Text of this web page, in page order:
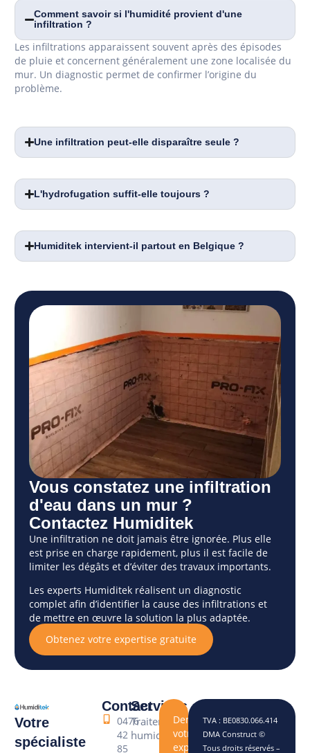
Comment savoir si l'humidité provient d'une
infiltration ?
Les infiltrations apparaissent souvent après des épisodes
de pluie et concernent généralement une zone localisée du
mur. Un diagnostic permet de confirmer l’origine du
problème.
Une infiltration peut-elle disparaître seule ?
L'hydrofugation suffit-elle toujours ?
Humiditek intervient-il partout en Belgique ?
Vous constatez une infiltration
d'eau dans un mur ?
Contactez Humiditek
Une infiltration ne doit jamais être ignorée. Plus elle
est prise en charge rapidement, plus il est facile de
limiter les dégâts et d’éviter des travaux importants.
Les experts Humiditek réalisent un diagnostic
complet afin d’identifier la cause des infiltrations et
de mettre en œuvre la solution la plus adaptée.
Obtenez votre expertise gratuite
Votre
spécialiste
Contact
0476
42
85
Services
Traitement
humidité
Demandez
votre
expertise
TVA : BE0830.066.414
DMA Construct ©
Tous droits réservés –